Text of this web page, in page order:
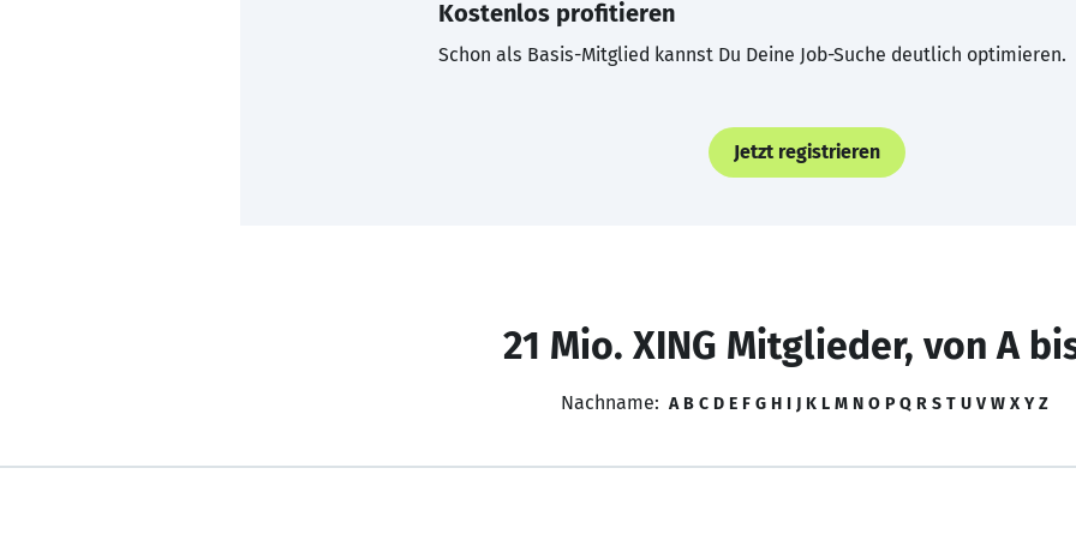
Kostenlos profitieren
Schon als Basis-Mitglied kannst Du Deine Job-Suche deutlich optimieren.
Jetzt registrieren
21 Mio. XING Mitglieder, von A
Nachname: A B C D E F G H I J K L M N O P Q R S T U V W X Y Z